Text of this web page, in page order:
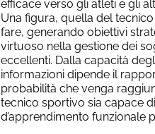
efficace verso gli atleti e gli
Una figura, quella del
fare, generando obiettivi
virtuoso nella gestione dei
eccellenti. Dalla capacità
informazioni dipende il
probabilità che venga
tecnico sportivo sia capace
d’apprendimento funzionale